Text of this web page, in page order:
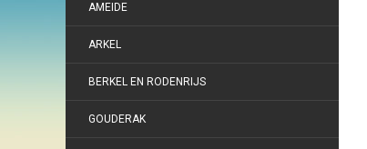
AMEIDE
ARKEL
BERKEL EN RODENRIJS
GOUDERAK